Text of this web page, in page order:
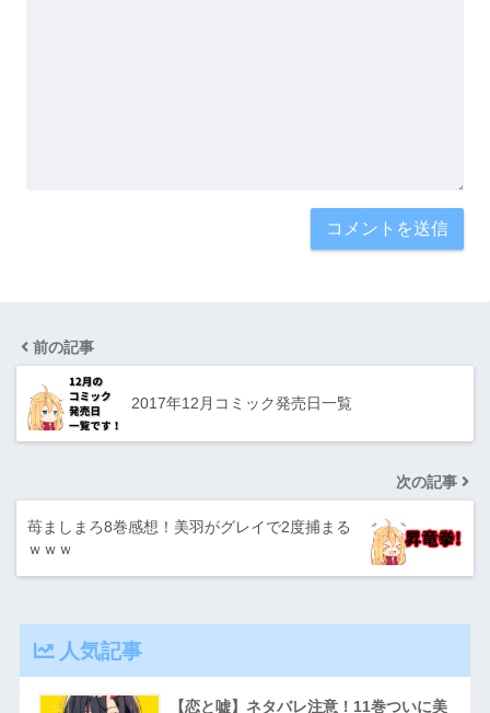
前の記事
2017年12月コミック発売日一覧
次の記事
苺ましまろ8巻感想！美羽がグレイで2度捕まる
ｗｗｗ
人気記事
【恋と嘘】ネタバレ注意！11巻ついに美